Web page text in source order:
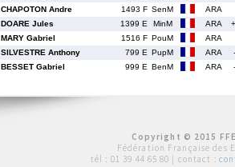
CHAPOTON Andre 1493 F SenM
ARA
DOARE Jules 1399 E MinM ARA
MARY Gabriel 1516 F PouM
ARA
SILVESTRE Anthony 799 E PupM ARA
BESSET Gabriel 999 E BenM ARA
Copyright © 2015
Fédération Française des
tél : 01 39 44 65 80 | contact :